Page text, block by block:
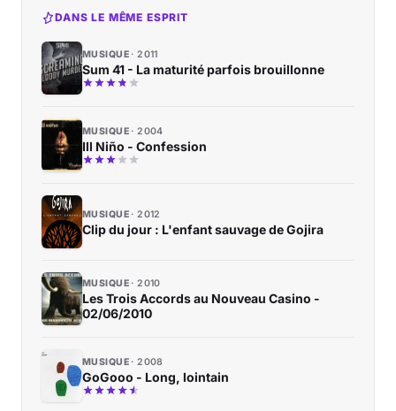
DANS LE MÊME ESPRIT
MUSIQUE 2011
Sum 41 - La maturité parfois brouillonne
MUSIQUE 2004
Ill Niño - Confession
MUSIQUE 2012
Clip du jour : L'enfant sauvage de Gojira
MUSIQUE 2010
Les Trois Accords au Nouveau Casino -
02/06/2010
MUSIQUE 2008
GoGooo - Long, lointain